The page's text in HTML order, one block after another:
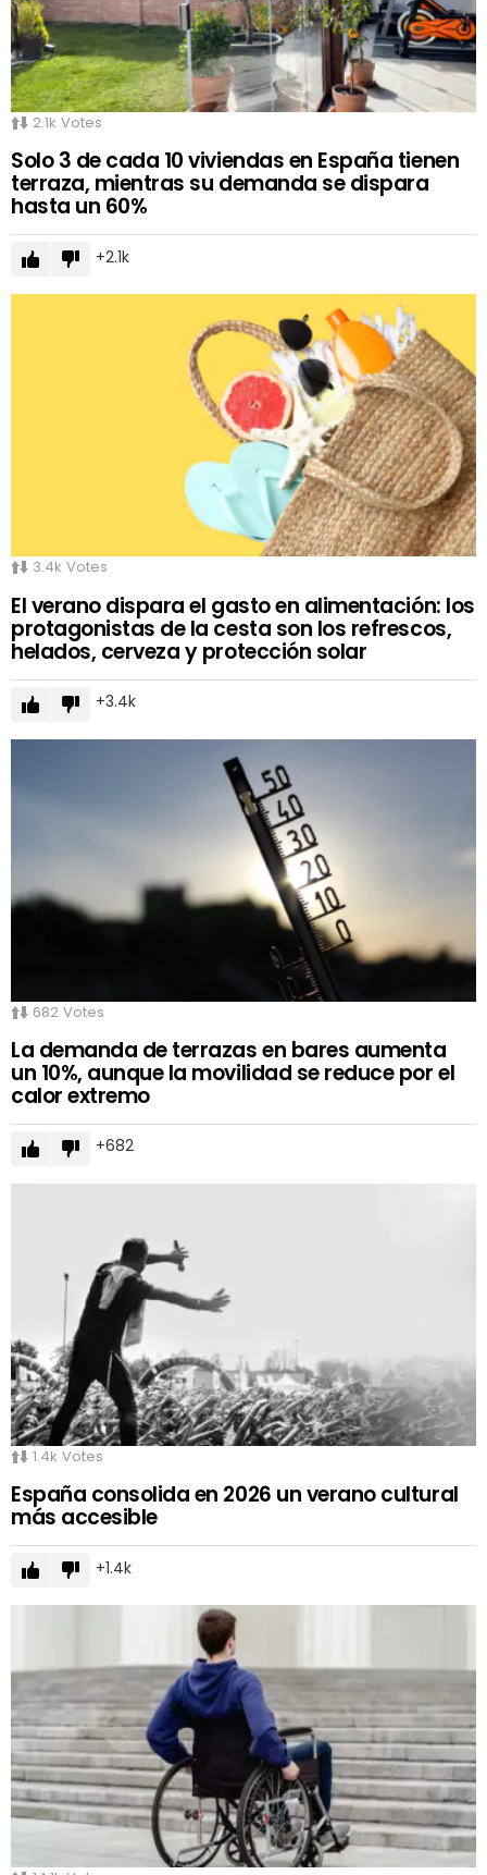
2.1k Votes
Solo 3 de cada 10 viviendas en España tienen
terraza, mientras su demanda se dispara
hasta un 60%
2.1k
3.4k Votes
El verano dispara el gasto en alimentación: los
protagonistas de la cesta son los refrescos,
helados, cerveza y protección solar
3.4k
682 Votes
La demanda de terrazas en bares aumenta
un 10%, aunque la movilidad se reduce por el
calor extremo
682
1.4k Votes
España consolida en 2026 un verano cultural
más accesible
1.4k